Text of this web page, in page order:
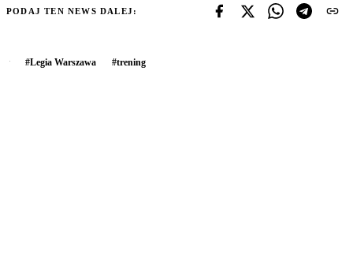
PODAJ TEN NEWS DALEJ:
#Legia Warszawa #trening